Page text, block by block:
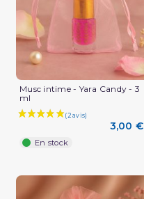
Musc intime - Yara Candy - 3
ml
3,00 €
En stock